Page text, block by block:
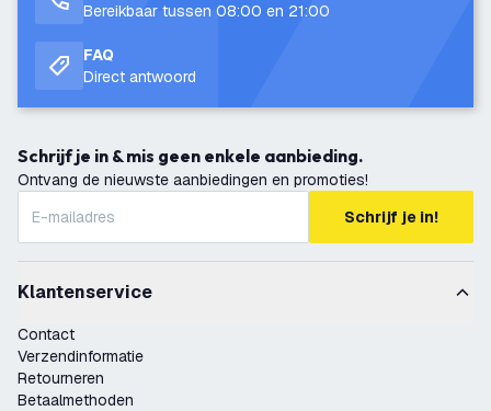
Bereikbaar tussen 08:00 en 21:00
FAQ
Direct antwoord
Schrijf je in & mis geen enkele aanbieding.
Ontvang de nieuwste aanbiedingen en promoties!
Schrijf je in!
Klantenservice
Contact
Verzendinformatie
Retourneren
Betaalmethoden